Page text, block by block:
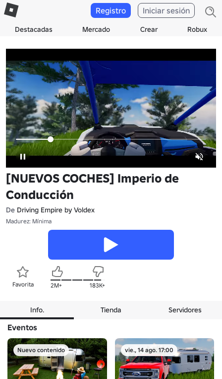
Destacadas Mercado Crear Robux
Registro Iniciar sesión
[NUEVOS COCHES] Imperio de
Conducción
De Driving Empire by Voldex
Madurez: Mínima
Favorita 2M+ 183K+
Info. Tienda Servidores
Eventos
Nuevo contenido vie., 14 ago. 17:00